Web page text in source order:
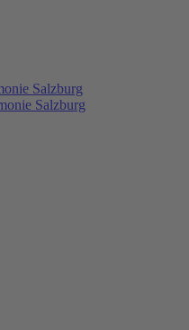
Salzburg
Salzburg